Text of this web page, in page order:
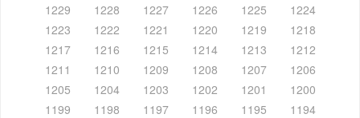
1229
1228 1227 1226 1225
1224
1223
1222 1221 1220 1219
1218
1217
1216 1215 1214 1213
1212
1211
1210 1209 1208 1207
1206
1205
1204 1203 1202 1201
1200
1199
1198 1197 1196 1195
1194